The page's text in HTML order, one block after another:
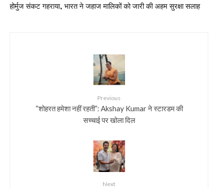
होर्मुज संकट गहराया, भारत ने जहाज मालिकों को जारी की अहम सुरक्षा सलाह
Previous
“शोहरत हमेशा नहीं रहती”: Akshay Kumar ने स्टारडम की
सच्चाई पर खोला दिल
Next